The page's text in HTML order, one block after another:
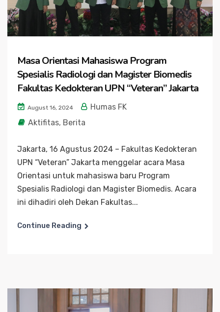
Masa Orientasi Mahasiswa Program
Spesialis Radiologi dan Magister Biomedis
Fakultas Kedokteran UPN “Veteran” Jakarta
August 16, 2024
Humas FK
Aktifitas, Berita
Jakarta, 16 Agustus 2024 – Fakultas Kedokteran
UPN “Veteran” Jakarta menggelar acara Masa
Orientasi untuk mahasiswa baru Program
Spesialis Radiologi dan Magister Biomedis. Acara
ini dihadiri oleh Dekan Fakultas...
Continue Reading